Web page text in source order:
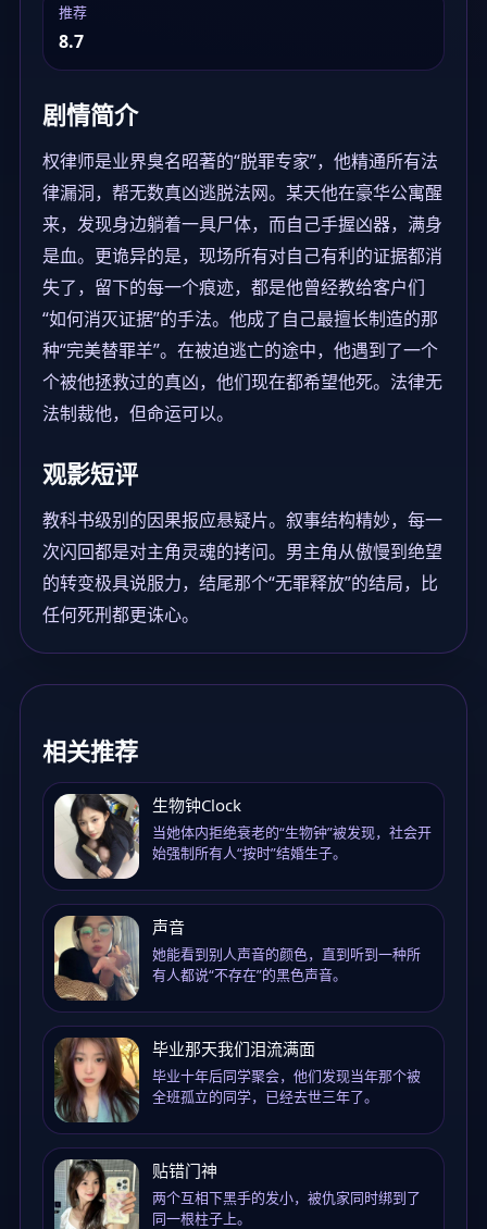
推荐
8.7
剧情简介
权律师是业界臭名昭著的“脱罪专家”，他精通所有法
律漏洞，帮无数真凶逃脱法网。某天他在豪华公寓醒
来，发现身边躺着一具尸体，而自己手握凶器，满身
是血。更诡异的是，现场所有对自己有利的证据都消
失了，留下的每一个痕迹，都是他曾经教给客户们
“如何消灭证据”的手法。他成了自己最擅长制造的那
种“完美替罪羊”。在被迫逃亡的途中，他遇到了一个
个被他拯救过的真凶，他们现在都希望他死。法律无
法制裁他，但命运可以。
观影短评
教科书级别的因果报应悬疑片。叙事结构精妙，每一
次闪回都是对主角灵魂的拷问。男主角从傲慢到绝望
的转变极具说服力，结尾那个“无罪释放”的结局，比
任何死刑都更诛心。
相关推荐
生物钟Clock
当她体内拒绝衰老的“生物钟”被发现，社会开
始强制所有人“按时”结婚生子。
声音
她能看到别人声音的颜色，直到听到一种所
有人都说“不存在”的黑色声音。
毕业那天我们泪流满面
毕业十年后同学聚会，他们发现当年那个被
全班孤立的同学，已经去世三年了。
贴错门神
两个互相下黑手的发小，被仇家同时绑到了
同一根柱子上。